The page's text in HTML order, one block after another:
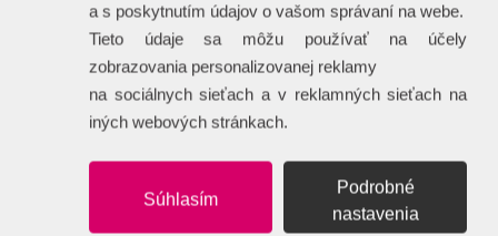
a s poskytnutím údajov o vašom správaní na webe.
Tieto údaje sa môžu používať na účely
zobrazovania personalizovanej reklamy
na sociálnych sieťach a v reklamných sieťach na
iných webových stránkach.
Súhlasím
Podrobné
nastavenia